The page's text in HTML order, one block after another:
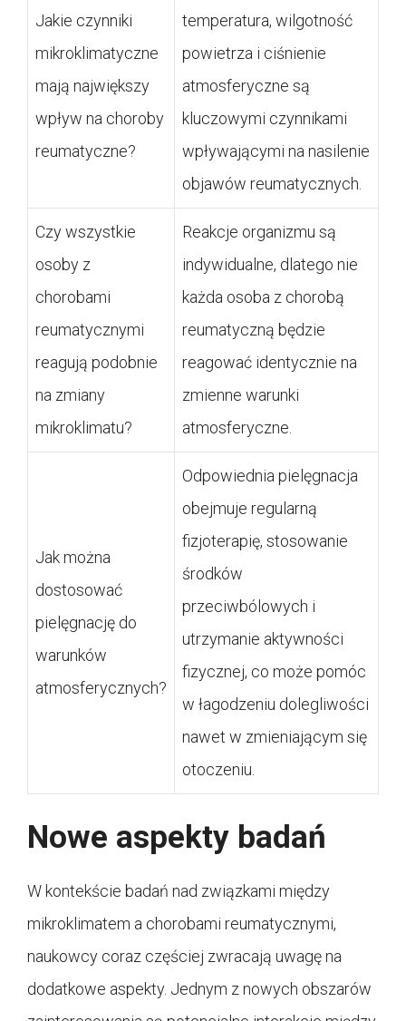
Jakie czynniki
mikroklimatyczne
mają największy
wpływ na choroby
reumatyczne?
temperatura, wilgotność
powietrza i ciśnienie
atmosferyczne są
kluczowymi czynnikami
wpływającymi na nasilenie
objawów reumatycznych.
Czy wszystkie
osoby z
chorobami
reumatycznymi
reagują podobnie
na zmiany
mikroklimatu?
Reakcje organizmu są
indywidualne, dlatego nie
każda osoba z chorobą
reumatyczną będzie
reagować identycznie na
zmienne warunki
atmosferyczne.
Jak można
dostosować
pielęgnację do
warunków
atmosferycznych?
Odpowiednia pielęgnacja
obejmuje regularną
fizjoterapię, stosowanie
środków
przeciwbólowych i
utrzymanie aktywności
fizycznej, co może pomóc
w łagodzeniu dolegliwości
nawet w zmieniającym się
otoczeniu.
Nowe aspekty badań
W kontekście badań nad związkami między
mikroklimatem a chorobami reumatycznymi,
naukowcy coraz częściej zwracają uwagę na
dodatkowe aspekty. Jednym z nowych obszarów